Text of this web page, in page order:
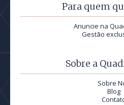
Para quem
Anuncie na
Gestão
Sobre a
Sobre
Blog